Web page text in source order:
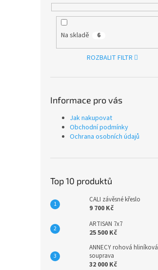
Na skladě 6
ROZBALIT FILTR
Informace pro vás
Jak nakupovat
Obchodní podmínky
Ochrana osobních údajů
Top 10 produktů
CALI závěsné křeslo
9 700 Kč
ARTISAN 7x7
25 500 Kč
ANNECY rohová hliníková
souprava
32 000 Kč